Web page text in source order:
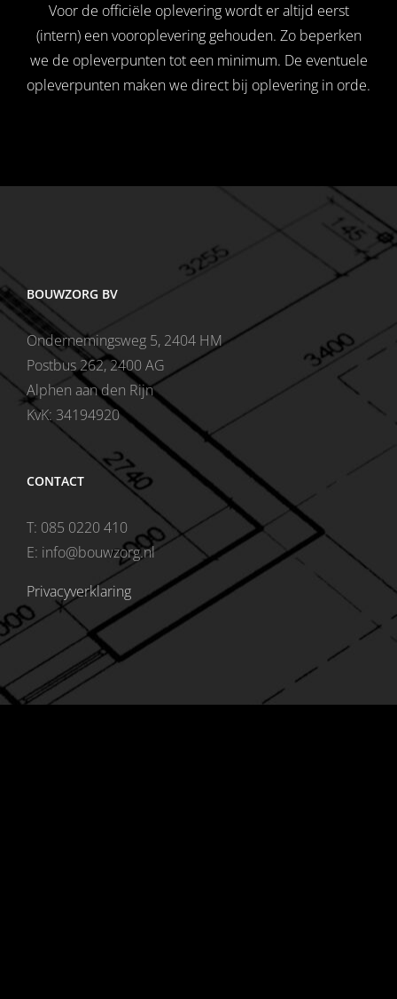
Voor de officiële oplevering wordt er altijd eerst
(intern) een vooroplevering gehouden. Zo beperken
we de opleverpunten tot een minimum. De eventuele
opleverpunten maken we direct bij oplevering in orde.
BOUWZORG BV
Ondernemingsweg 5, 2404 HM
Postbus 262, 2400 AG
Alphen aan den Rijn
KvK: 34194920
CONTACT
T: 085 0220 410
E: info@bouwzorg.nl
Privacyverklaring